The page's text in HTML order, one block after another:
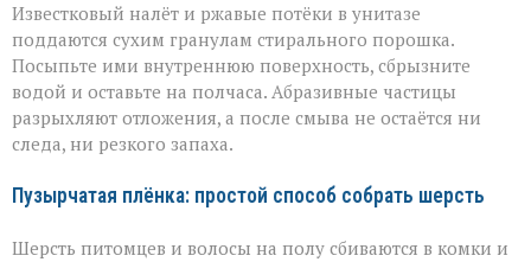
Известковый налёт и ржавые потёки в унитазе
поддаются сухим гранулам стирального порошка.
Посыпьте ими внутреннюю поверхность, сбрызните
водой и оставьте на полчаса. Абразивные частицы
разрыхляют отложения, а после смыва не остаётся ни
следа, ни резкого запаха.
Пузырчатая плёнка: простой способ собрать шерсть
Шерсть питомцев и волосы на полу сбиваются в комки и